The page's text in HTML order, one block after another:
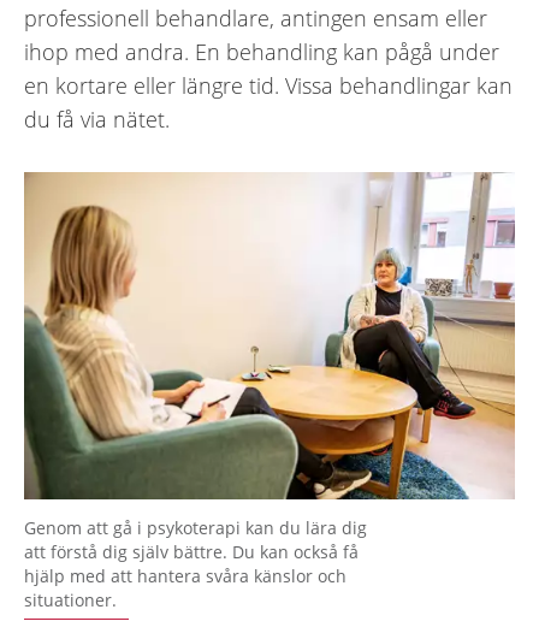
professionell behandlare, antingen ensam eller
ihop med andra. En behandling kan pågå under
en kortare eller längre tid. Vissa behandlingar kan
du få via nätet.
Genom att gå i psykoterapi kan du lära dig
att förstå dig själv bättre. Du kan också få
hjälp med att hantera svåra känslor och
situationer.